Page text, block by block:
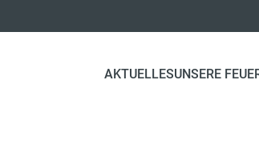
AKTUELLESUNSERE